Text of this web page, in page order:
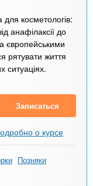
косметологів:
анафілаксії до
європейськими
рятувати життя
ситуаціях.
Записаться
о курсе
Позняки